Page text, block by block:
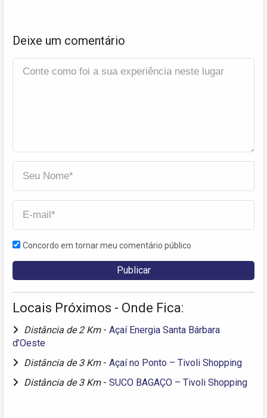
Deixe um comentário
Concordo em tornar meu comentário público
Locais Próximos - Onde Fica:
Distância de 2 Km - Açaí Energia Santa Bárbara
d’Oeste
Distância de 3 Km - Açaí no Ponto – Tivoli Shopping
Distância de 3 Km - SUCO BAGAÇO – Tivoli Shopping